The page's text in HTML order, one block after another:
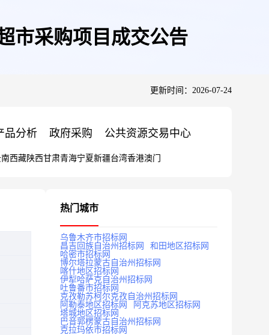
市采购项目成交公告
更新时间：2026-07-24
品分析 政府采购 公共资源交易中心
西藏陕西甘肃青海宁夏新疆台湾香港澳门
热门城市
乌鲁木齐市招标网
昌吉回族自治州招标网
和田地区招标网
哈密市招标网
博尔塔拉蒙古自治州招标网
喀什地区招标网
伊犁哈萨克自治州招标网
吐鲁番市招标网
克孜勒苏柯尔克孜自治州招标网
阿勒泰地区招标网
阿克苏地区招标网
塔城地区招标网
巴音郭楞蒙古自治州招标网
克拉玛依市招标网